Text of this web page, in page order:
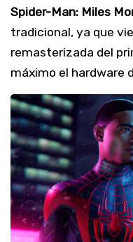
Spider-Man: Miles
tradicional, ya que
remasterizada del
máximo el hardware